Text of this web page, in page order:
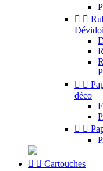
 
 
déco
 
  Cartouches